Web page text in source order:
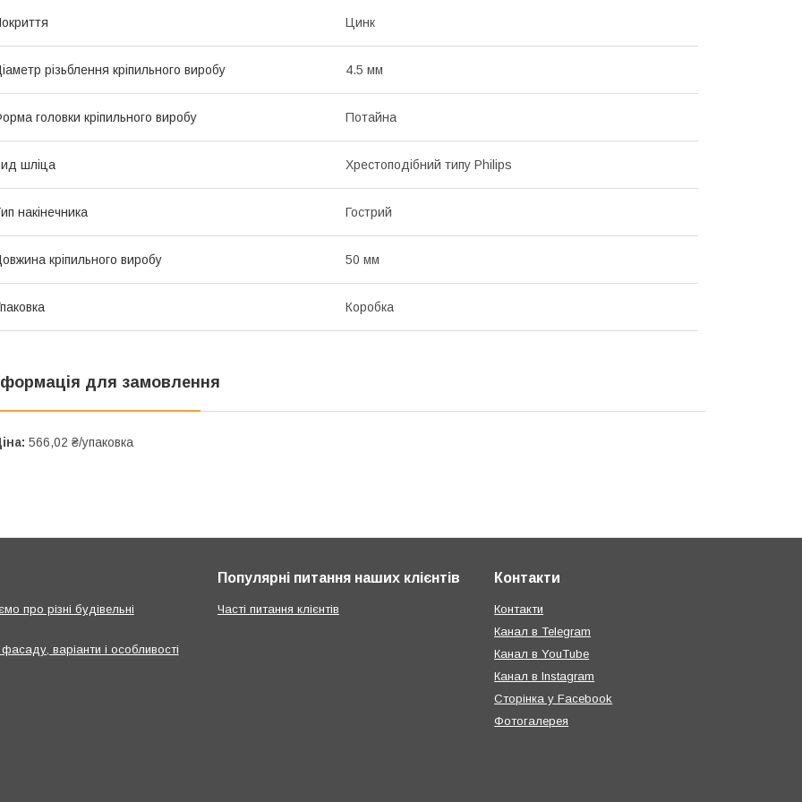
Цинк
різьблення кріпильного виробу 4.5 мм
головки кріпильного виробу Потайна
шліца Хрестоподібний типу Philips
накінечника Гострий
кріпильного виробу 50 мм
Коробка
для замовлення
566,02 ₴/упаковка
про різні будівельні
варіанти і особливості
Популярні питання наших клієнтів
Часті питання клієнтів
Контакти
Контакти
Канал в Telegram
Канал в YouTube
Канал в Instagram
Сторінка у Facebook
Фотогалерея